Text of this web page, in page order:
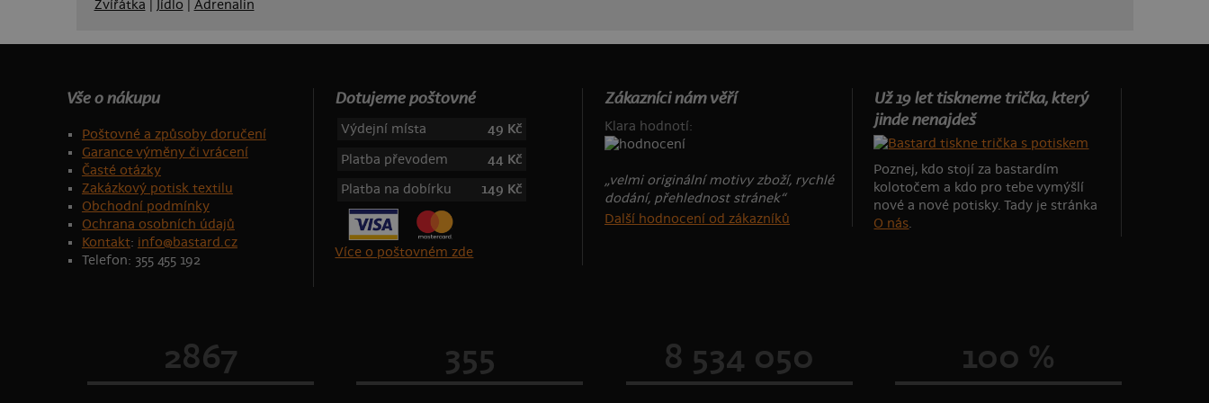
Zvířátka Jídlo Adrenalin
Vše o nákupu
Poštovné a způsoby doručení
Garance výměny či vrácení
Časté otázky
Zakázkový potisk textilu
Obchodní podmínky
Ochrana osobních údajů
Kontakt: info@bastard.cz
Telefon: 355 455 192
Dotujeme poštovné
Výdejní místa
49 Kč
Platba převodem
44 Kč
Platba na dobírku
149 Kč
Více o poštovném zde
Zákazníci nám věří
Klara hodnotí:
„velmi originální motivy zboží, rychlé
dodání, přehlednost stránek“
Další hodnocení od zákazníků
Už 19 let tiskneme trička, který
jinde nenajdeš
Poznej, kdo stojí za bastardím
kolotočem a kdo pro tebe vymýšlí
nové a nové potisky. Tady je stránka
O nás.
2867 355 8 534 050 100 %